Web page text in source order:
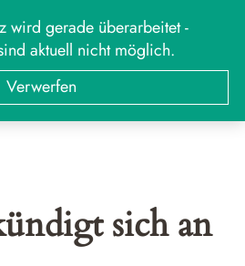
wird gerade überarbeitet -
aktuell nicht möglich.
Verwerfen
MARKT
sich an